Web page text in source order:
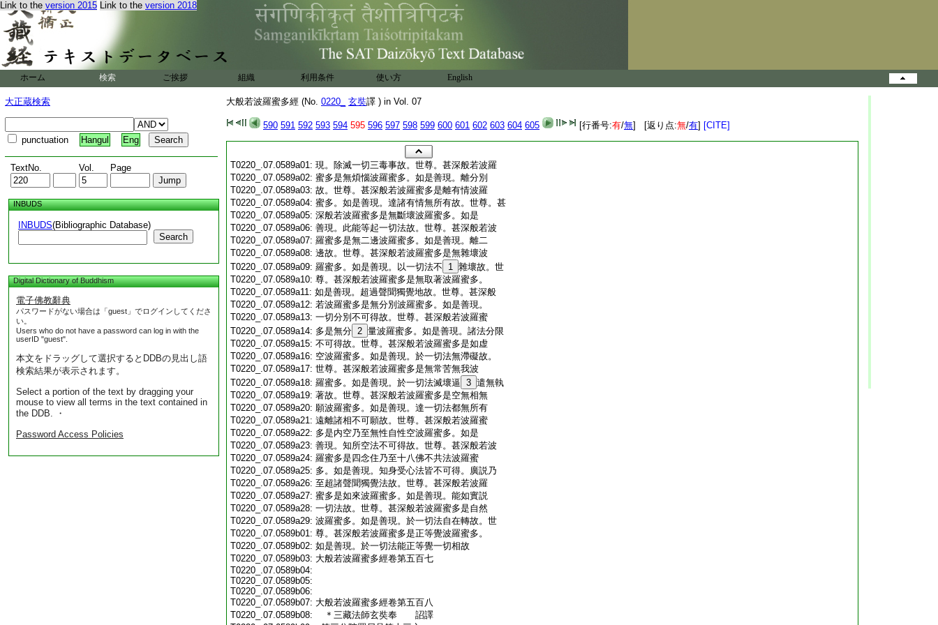
Link to the version 2015 Link to the version 2018
ホーム 検索 ご挨拶 組織 利用条件 使い方 English
大正蔵検索
punctuation Hangul Eng
TextNo. Vol. Page
INBUDS
INBUDS(Bibliographic Database)
Search
Digital Dictionary of Buddhism
電子佛教辭典
パスワードがない場合は「guest」でログインしてくださ
い。
Users who do not have a password can log in with the
userID "guest".
本文をドラッグして選択するとDDBの見出し語
検索結果が表示されます。
Select a portion of the text by dragging your
mouse to view all terms in the text contained in
the DDB. ・
Password Access Policies
大般若波羅蜜多經 (No. 0220_ 玄奘譯 ) in Vol. 07
590 591 592 593 594 595 596 597 598 599 600 601 602 603 604 605 [行番号:有/無] [返り点:無/有] [CITE]
T0220_.07.0589a01: 現。除滅一切三毒事故。世尊。甚深般若波羅
T0220_.07.0589a02: 蜜多是無煩惱波羅蜜多。如是善現。離分別
T0220_.07.0589a03: 故。世尊。甚深般若波羅蜜多是離有情波羅
T0220_.07.0589a04: 蜜多。如是善現。達諸有情無所有故。世尊。甚
T0220_.07.0589a05: 深般若波羅蜜多是無斷壞波羅蜜多。如是
T0220_.07.0589a06: 善現。此能等起一切法故。世尊。甚深般若波
T0220_.07.0589a07: 羅蜜多是無二邊波羅蜜多。如是善現。離二
T0220_.07.0589a08: 邊故。世尊。甚深般若波羅蜜多是無雜壞波
T0220_.07.0589a09: 羅蜜多。如是善現。以一切法不 1 雜壞故。世
T0220_.07.0589a10: 尊。甚深般若波羅蜜多是無取著波羅蜜多。
T0220_.07.0589a11: 如是善現。超過聲聞獨覺地故。世尊。甚深般
T0220_.07.0589a12: 若波羅蜜多是無分別波羅蜜多。如是善現。
T0220_.07.0589a13: 一切分別不可得故。世尊。甚深般若波羅蜜
T0220_.07.0589a14: 多是無分 2 量波羅蜜多。如是善現。諸法分限
T0220_.07.0589a15: 不可得故。世尊。甚深般若波羅蜜多是如虚
T0220_.07.0589a16: 空波羅蜜多。如是善現。於一切法無滯礙故。
T0220_.07.0589a17: 世尊。甚深般若波羅蜜多是無常苦無我波
T0220_.07.0589a18: 羅蜜多。如是善現。於一切法滅壞逼 3 遣無執
T0220_.07.0589a19: 著故。世尊。甚深般若波羅蜜多是空無相無
T0220_.07.0589a20: 願波羅蜜多。如是善現。達一切法都無所有
T0220_.07.0589a21: 遠離諸相不可願故。世尊。甚深般若波羅蜜
T0220_.07.0589a22: 多是内空乃至無性自性空波羅蜜多。如是
T0220_.07.0589a23: 善現。知所空法不可得故。世尊。甚深般若波
T0220_.07.0589a24: 羅蜜多是四念住乃至十八佛不共法波羅蜜
T0220_.07.0589a25: 多。如是善現。知身受心法皆不可得。廣説乃
T0220_.07.0589a26: 至超諸聲聞獨覺法故。世尊。甚深般若波羅
T0220_.07.0589a27: 蜜多是如來波羅蜜多。如是善現。能如實説
T0220_.07.0589a28: 一切法故。世尊。甚深般若波羅蜜多是自然
T0220_.07.0589a29: 波羅蜜多。如是善現。於一切法自在轉故。世
T0220_.07.0589b01: 尊。甚深般若波羅蜜多是正等覺波羅蜜多。
T0220_.07.0589b02: 如是善現。於一切法能正等覺一切相故
T0220_.07.0589b03: 大般若波羅蜜多經卷第五百七
T0220_.07.0589b04:
T0220_.07.0589b05:
T0220_.07.0589b06:
T0220_.07.0589b07: 大般若波羅蜜多經卷第五百八
T0220_.07.0589b08:
＊三藏法師玄奘奉 詔譯